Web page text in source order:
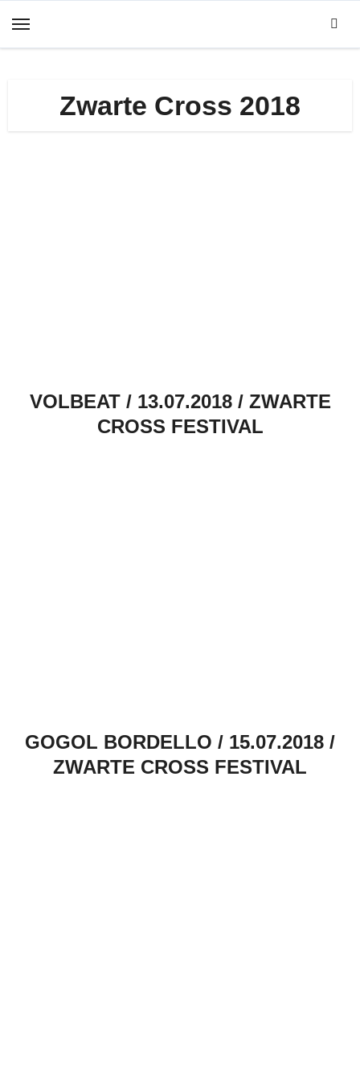
Inhalt
Zwarte Cross 2018
VOLBEAT / 13.07.2018 / ZWARTE
CROSS FESTIVAL
GOGOL BORDELLO / 15.07.2018 /
ZWARTE CROSS FESTIVAL